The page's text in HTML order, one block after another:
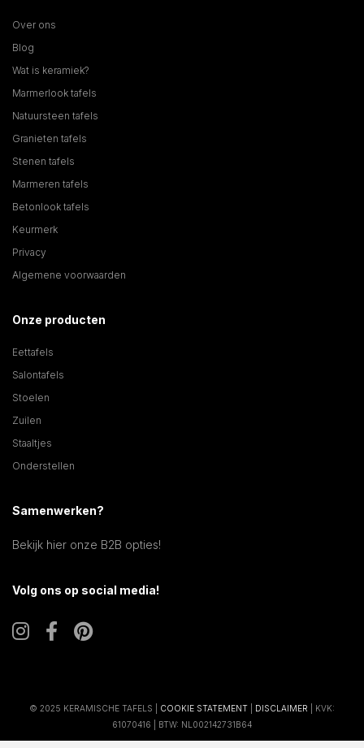
Over ons
Blog
Wat is keramiek?
Marmerlook tafels
Natuursteen tafels
Granieten tafels
Stenen tafels
Marmeren tafels
Betonlook tafels
Keurmerk
Privacy
Algemene voorwaarden
Onze producten
Eettafels
Salontafels
Stoelen
Zuilen
Staaltjes
Onderstellen
Samenwerken?
Bekijk hier onze B2B opties!
Volg ons op social media!
© 2025 KERAMISCHE TAFELS | COOKIE STATEMENT DISCLAIMER | KVK:
61070416 | BTW: NL002142731B64